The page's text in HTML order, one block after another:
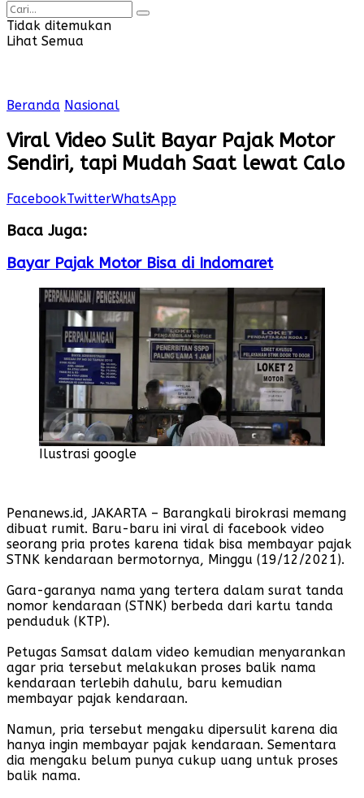
Tidak ditemukan
Lihat Semua
Beranda Nasional
Viral Video Sulit Bayar Pajak Motor
Sendiri, tapi Mudah Saat lewat Calo
FacebookTwitterWhatsApp
Baca Juga:
Bayar Pajak Motor Bisa di Indomaret
Ilustrasi google
Penanews.id, JAKARTA – Barangkali birokrasi memang
dibuat rumit. Baru-baru ini viral di facebook video
seorang pria protes karena tidak bisa membayar pajak
STNK kendaraan bermotornya, Minggu (19/12/2021).
Gara-garanya nama yang tertera dalam surat tanda
nomor kendaraan (STNK) berbeda dari kartu tanda
penduduk (KTP).
Petugas Samsat dalam video kemudian menyarankan
agar pria tersebut melakukan proses balik nama
kendaraan terlebih dahulu, baru kemudian
membayar pajak kendaraan.
Namun, pria tersebut mengaku dipersulit karena dia
hanya ingin membayar pajak kendaraan. Sementara
dia mengaku belum punya cukup uang untuk proses
balik nama.